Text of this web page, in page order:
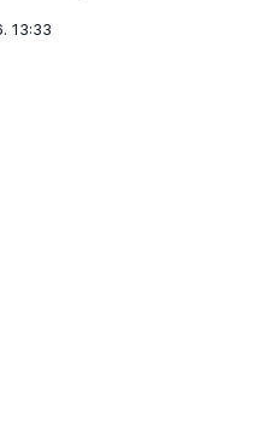
13:33